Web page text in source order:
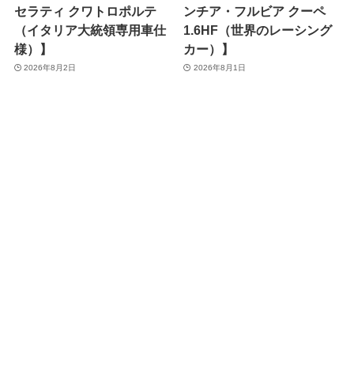
セラティ クワトロポルテ
（イタリア大統領専用車仕
様）】
2026年8月2日
ンチア・フルビア クーペ
1.6HF（世界のレーシング
カー）】
2026年8月1日